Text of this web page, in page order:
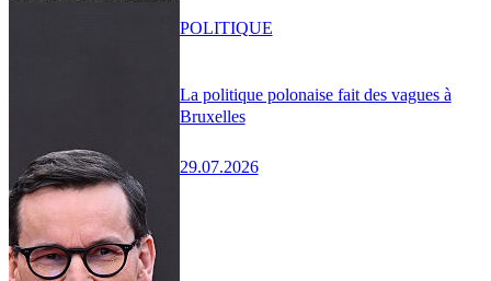
La politique polonaise fait des vagues à
Bruxelles
29.07.2026
POLITIQUE